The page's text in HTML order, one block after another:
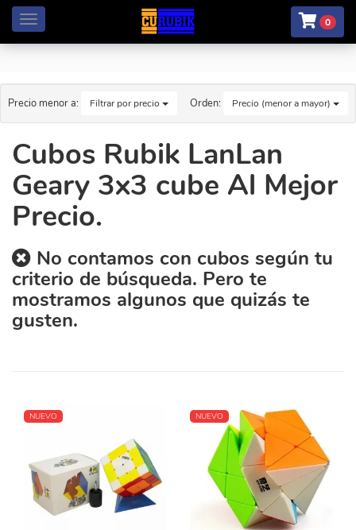
Menú 0
Precio menor a: Filtrar por precio Orden: Precio (menor a mayor)
Cubos Rubik LanLan
Geary 3x3 cube Al Mejor
Precio.
No contamos con cubos según tu
criterio de búsqueda. Pero te
mostramos algunos que quizás te
gusten.
NUEVO NUEVO